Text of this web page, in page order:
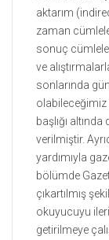
aktarım
zaman
sonuç
ve
sonlarında
başlığı
verilmiştir.
yardımıyla
bölümde
çıkartılmış
okuyucuyu
getirilmeye